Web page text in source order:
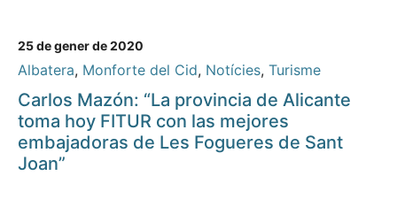
25 de gener de 2020
Albatera, Monforte del Cid, Notícies, Turisme
Carlos Mazón: “La provincia de Alicante
toma hoy FITUR con las mejores
embajadoras de Les Fogueres de Sant
Joan”